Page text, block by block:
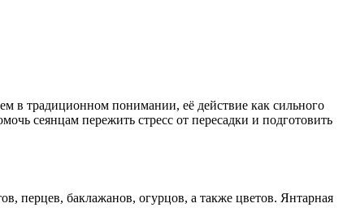
в традиционном понимании, её действие как сильного
сеянцам пережить стресс от пересадки и подготовить
перцев, баклажанов, огурцов, а также цветов. Янтарная